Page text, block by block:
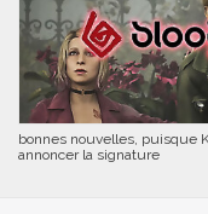
bonnes nouvelles, puisque
annoncer la signature